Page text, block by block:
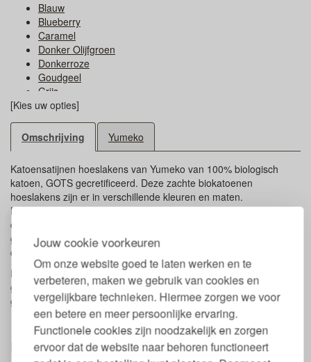
Jouw cookie voorkeuren
Om onze website goed te laten werken en te
verbeteren, maken we gebruik van cookies en
vergelijkbare technieken. Hiermee zorgen we voor
een betere en meer persoonlijke ervaring.
Functionele cookies zijn noodzakelijk en zorgen
ervoor dat de website naar behoren functioneert
Blauw
Blueberry
Caramel
Donker Olijfgroen
Donkerroze
Goudgeel
Grijs
Honey
Lichtblauw
Lichtgroen
Naturel
Puur Wit
Roodbruin
Roze
Zandgrijs
[Kies uw opties]
Omschrijving Yumeko
Katoensatijnen hoeslakens van Yumeko van 100% biologisch
katoen, GOTS gecretificeerd. Deze zachte biokatoenen
hoeslakens zijn er in verschillende kleuren en maten.
Het katoen heeft een treadcount van 300 (per vierkante inch zijn
dus 300 draden gebruikt). Omdat de treadcount zo hoog is, is het
gebruik van hele fijne garens noodzakelijk. Door het gebruik van
deze fijne garens, is het katoensatijn heel zacht.
Langs de rand van het hoeslaken zit een elastiek, zodat hij
gemakkelijk om het matras heen past. De hoeslakens zijn
geschikt voor matrassen tot 30 cm dik.
Eigenschappen hoeslaken GOTS
biologisch katoensatijn